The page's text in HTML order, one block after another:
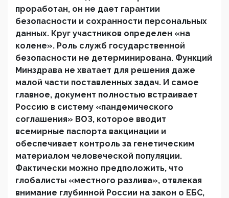
проработан, он не дает гарантии
безопасности и сохранности персональных
данных. Круг участников определен «на
колене». Роль служб государственной
безопасности не детерминирована. Функций
Минздрава не хватает для решения даже
малой части поставленных задач. И самое
главное, документ полностью встраивает
Россию в систему «пандемического
соглашения» ВОЗ, которое вводит
всемирные паспорта вакцинации и
обеспечивает контроль за генетическим
материалом человеческой популяции.
Фактически можно предположить, что
глобалисты «местного разлива», отвлекая
внимание глубинной России на закон о ЕБС,